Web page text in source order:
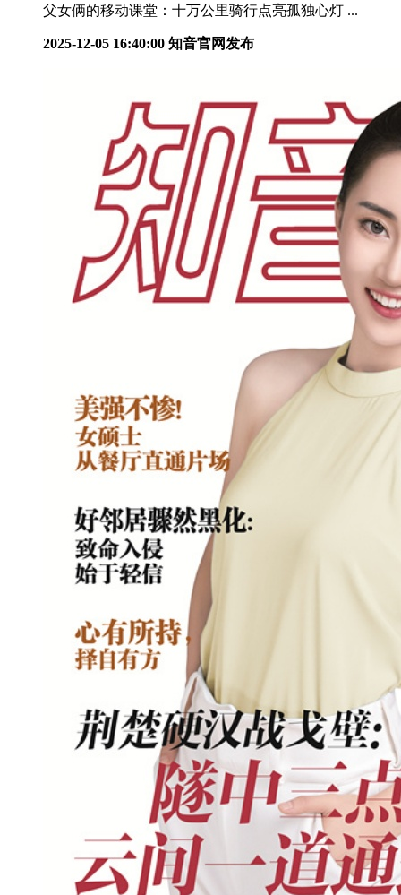
父女俩的移动课堂：十万公里骑行点亮孤独心灯 ...
2025-12-05 16:40:00 知音官网发布